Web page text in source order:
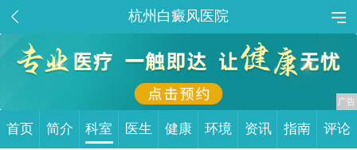
杭州白癜风医院
首页 简介 科室 医生 健康 环境 资讯 指南 评论